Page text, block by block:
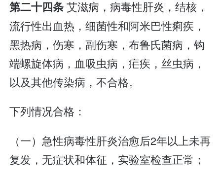
第二十四条艾滋病，病毒性肝炎，结核，
流行性出血热，细菌性和阿米巴性痢疾，
黑热病，伤寒，副伤寒，布鲁氏菌病，钩
端螺旋体病，血吸虫病，疟疾，丝虫病，
以及其他传染病，不合格。
下列情况合格：
（一）急性病毒性肝炎治愈后2年以上未再
复发，无症状和体征，实验室检查正常；